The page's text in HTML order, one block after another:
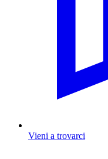
Vieni a trovarci